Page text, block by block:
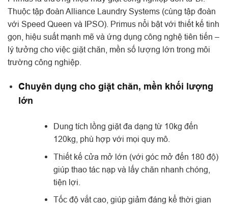
Thuộc tập đoàn Alliance Laundry Systems (cùng tập đoàn
với Speed Queen và IPSO). Primus nổi bật với thiết kế tinh
gọn, hiệu suất mạnh mẽ và ứng dụng công nghệ tiên tiến –
lý tưởng cho việc giặt chăn, mền số lượng lớn trong môi
trường công nghiệp.
Chuyên dụng cho giặt chăn, mền khối lượng
lớn
Dung tích lồng giặt đa dạng từ 10kg đến
120kg, phù hợp với mọi quy mô.
Thiết kế cửa mở lớn (với góc mở đến 180 độ)
giúp thao tác nạp và lấy chăn nhanh chóng,
tiện lợi.
Tốc độ vắt cao, giúp giảm đáng kể thời gian